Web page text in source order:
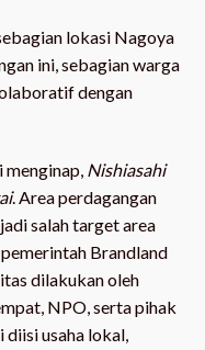
lokasi Nagoya
ini, sebagian warga
dengan
menginap, Nishiasahi
. Area perdagangan
salah target area
Brandland
dilakukan oleh
NPO, serta pihak
diisi usaha lokal,